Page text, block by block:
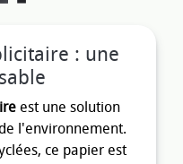
: une
est une solution
l'environnement.
ce papier est